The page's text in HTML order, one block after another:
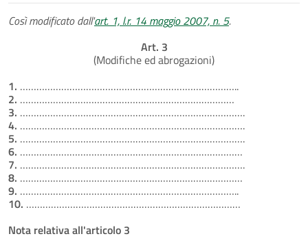
Così modificato dall'art. 1, l.r. 14 maggio 2007, n. 5.
Art. 3
(Modifiche ed abrogazioni)
1. ……………………………………………………………………..
2. ……………………………………………………………………
3. ……………………………………………………………………….
4. ……………………………………………………………………….
5. ……………………………………………………………………….
6. ………………………………………………………………………
7. ……………………………………………………………………….
8. ………………………………………………………………………
9. ……………………………………………………………………..
10. ……………………………………………………………………
Nota relativa all'articolo 3